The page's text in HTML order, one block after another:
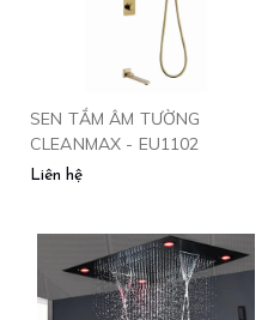
SEN TẮM ÂM TƯỜNG
CLEANMAX - EU1102
Liên hệ